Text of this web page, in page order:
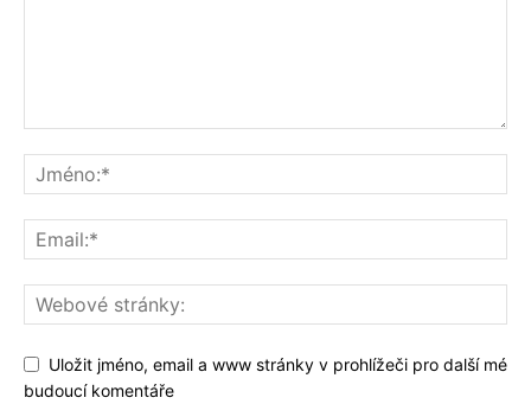
Uložit jméno, email a www stránky v prohlížeči pro další mé
budoucí komentáře